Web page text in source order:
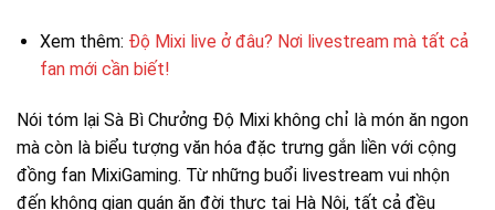
Xem thêm: Độ Mixi live ở đâu? Nơi livestream mà tất cả
fan mới cần biết!
Nói tóm lại Sà Bì Chưởng Độ Mixi không chỉ là món ăn ngon
mà còn là biểu tượng văn hóa đặc trưng gắn liền với cộng
đồng fan MixiGaming. Từ những buổi livestream vui nhộn
đến không gian quán ăn đời thực tại Hà Nội, tất cả đều